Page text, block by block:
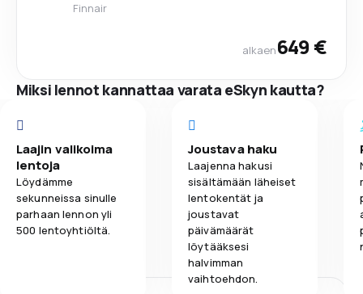
Finnair
alkaen649 €
Miksi lennot kannattaa varata eSkyn kautta?
Laajin valikoima
lentoja
Löydämme
sekunneissa sinulle
parhaan lennon yli
500 lentoyhtiöltä.
Joustava haku
Laajenna hakusi
sisältämään läheiset
lentokentät ja
joustavat
päivämäärät
löytääksesi
halvimman
vaihtoehdon.